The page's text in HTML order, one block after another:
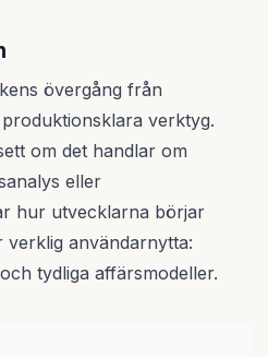
övergång från
verktyg.
om det handlar om
eller
hur utvecklarna börjar
användarnytta:
tydliga affärsmodeller.